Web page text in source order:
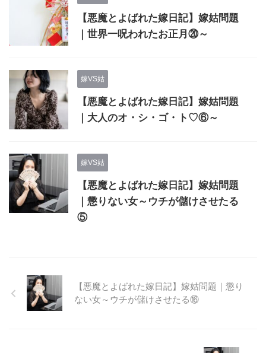
【悪魔とよばれた嫁日記】嫁姑問題
｜世界一呪われたお正月⑳～
嫁VS姑
【悪魔とよばれた嫁日記】嫁姑問題
｜大人のオ・シ・ゴ・ト♡⑥～
嫁VS姑
【悪魔とよばれた嫁日記】嫁姑問題
｜懲りない女～ウチが儲けさせたる
⑤
【悪魔とよばれた嫁日記】嫁姑問題｜懲り
ない女～ウチが儲けさせたる⑯